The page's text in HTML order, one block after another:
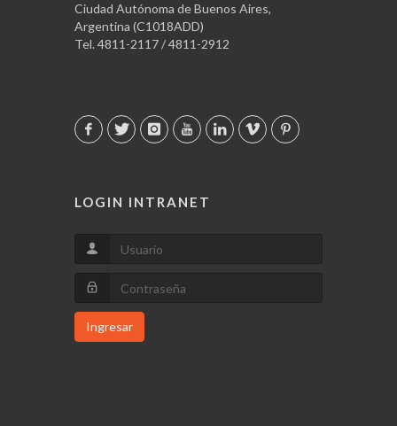
Ciudad Autónoma de Buenos Aires,
Argentina (C1018ADD)
Tel. 4811-2117 / 4811-2912
LOGIN INTRANET
Ingresar